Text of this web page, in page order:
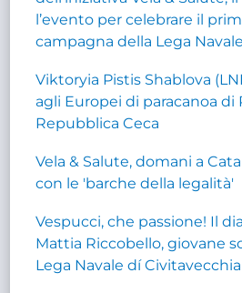
l’evento per celebrare il
campagna della Lega
Viktoryia Pistis Shablova
agli Europei di paracanoa di
Repubblica Ceca
Vela & Salute, domani a
con le 'barche della legalità'
Vespucci, che passione! Il
Mattia Riccobello, giovane
Lega Navale dí Civitavecchia